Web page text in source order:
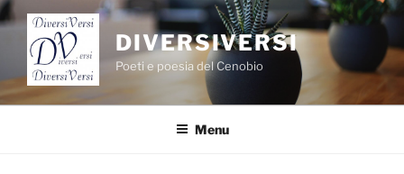
Salta
al
contenuto
DIVERSIVERSI
Poeti e poesia del Cenobio
Menu